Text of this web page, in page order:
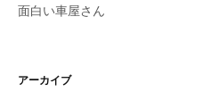
面白い車屋さん
アーカイブ